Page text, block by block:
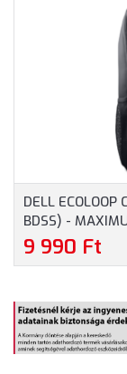
FEKETE
DELL
BDSS) -
9 990 Ft